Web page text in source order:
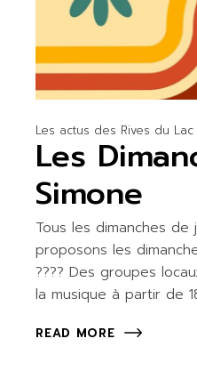
Les actus des Rives du Lac
Les
Simone
Tous les dimanches
proposons les
???? Des groupes
la musique à partir de
READ MORE